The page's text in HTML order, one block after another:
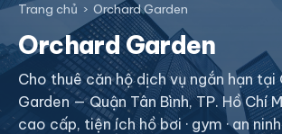
Trang chủ › Orchard Garden
Orchard Garden
Cho thuê căn hộ dịch vụ ngắn hạn tại
Garden — Quận Tân Bình, TP. Hồ Chí
cao cấp, tiện ích hồ bơi · gym · an